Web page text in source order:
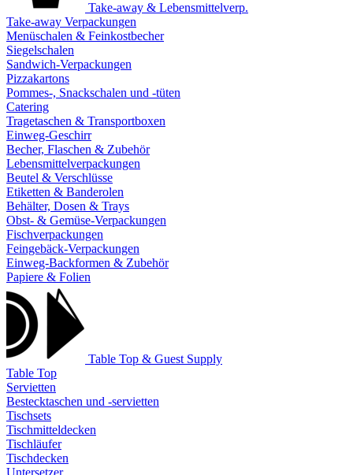
Take-away & Lebensmittelverp.
Take-away Verpackungen
Menüschalen & Feinkostbecher
Siegelschalen
Sandwich-Verpackungen
Pizzakartons
Pommes-, Snackschalen und -tüten
Catering
Tragetaschen & Transportboxen
Einweg-Geschirr
Becher, Flaschen & Zubehör
Lebensmittelverpackungen
Beutel & Verschlüsse
Etiketten & Banderolen
Behälter, Dosen & Trays
Obst- & Gemüse-Verpackungen
Fischverpackungen
Feingebäck-Verpackungen
Einweg-Backformen & Zubehör
Papiere & Folien
Table Top & Guest Supply
Table Top
Servietten
Bestecktaschen und -servietten
Tischsets
Tischmitteldecken
Tischläufer
Tischdecken